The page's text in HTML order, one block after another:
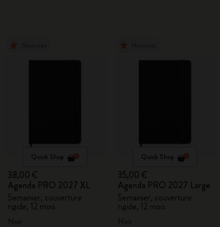
Quick Shop
38,00 €
Agenda PRO 2027 XL
Semainier, couverture
rigide, 12 mois
Quick Shop
35,00 €
Agenda PRO 2027 Large
Semainier, couverture
rigide, 12 mois